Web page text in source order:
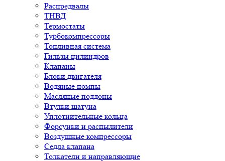
Распредвалы
ТНВД
Термостаты
Турбокомпрессоры
Топливная система
Гильзы цилиндров
Клапаны
Блоки двигателя
Водяные помпы
Масляные поддоны
Втулки шатуна
Уплотнительные кольца
Форсунки и распылители
Воздушные компрессоры
Седла клапана
Толкатели и направляющие